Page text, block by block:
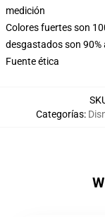
medición
Colores fuertes son
desgastados son 90%
Fuente ética
Categorías: